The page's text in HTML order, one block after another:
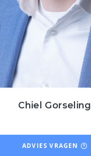
Chiel Gorseling
ADVIES VRAGEN